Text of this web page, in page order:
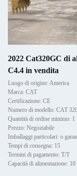
2022 Cat320GC di
C4.4 in vendita
Luogo di origine: America
Marca: CAT
Certificazione: CE
Numero di modello: CAT
Quantità di ordine minimo: 1
Prezzo: Negoziabile
Tempi di consegna: 15
Termini di pagamento: T/T
Capacità di alimentazione: 10